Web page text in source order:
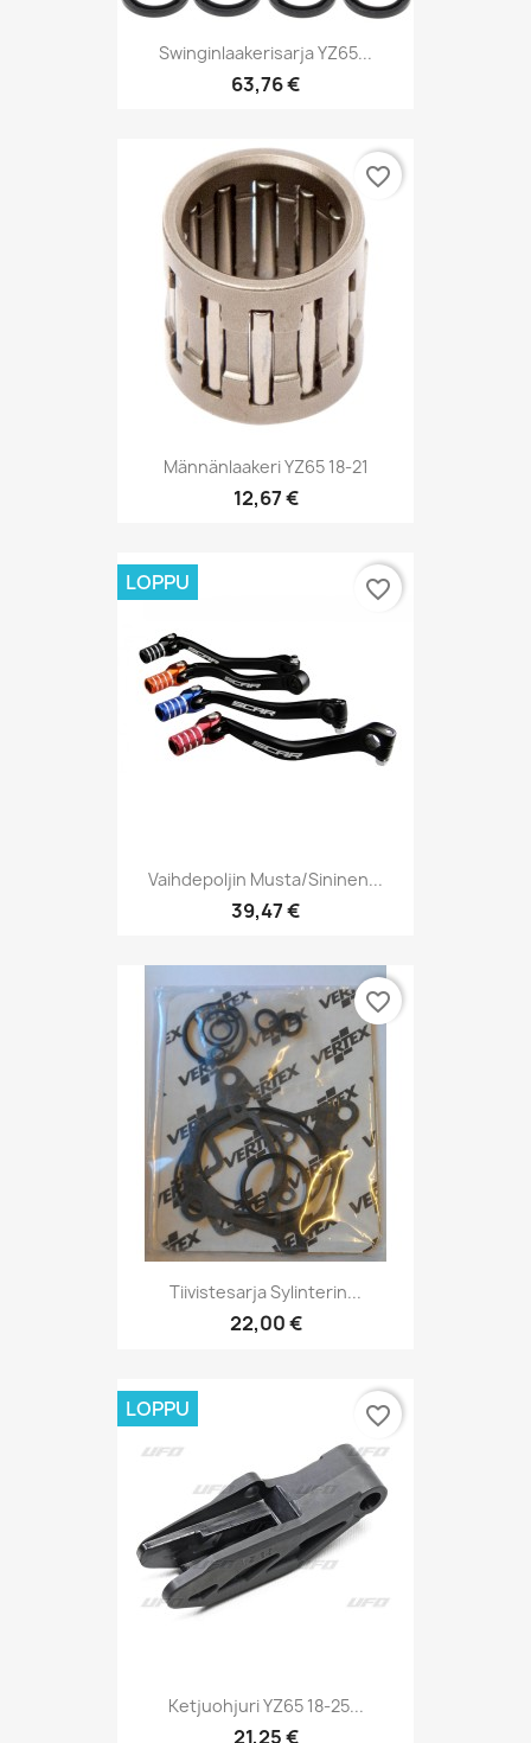
Swinginlaakerisarja YZ65...
63,76 €
Männänlaakeri YZ65 18-21
12,67 €
favorite_border
Vaihdepoljin Musta/sininen...
39,47 €
LOPPU favorite_border
Tiivistesarja Sylinterin...
22,00 €
favorite_border
Ketjuohjuri YZ65 18-25...
21,25 €
LOPPU favorite_border